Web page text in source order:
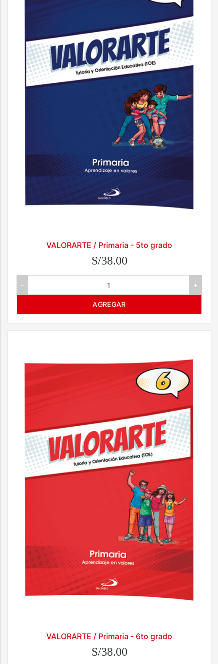
VALORARTE / Primaria - 5to grado
S/38.00
- +
AGREGAR
VALORARTE / Primaria - 6to grado
S/38.00